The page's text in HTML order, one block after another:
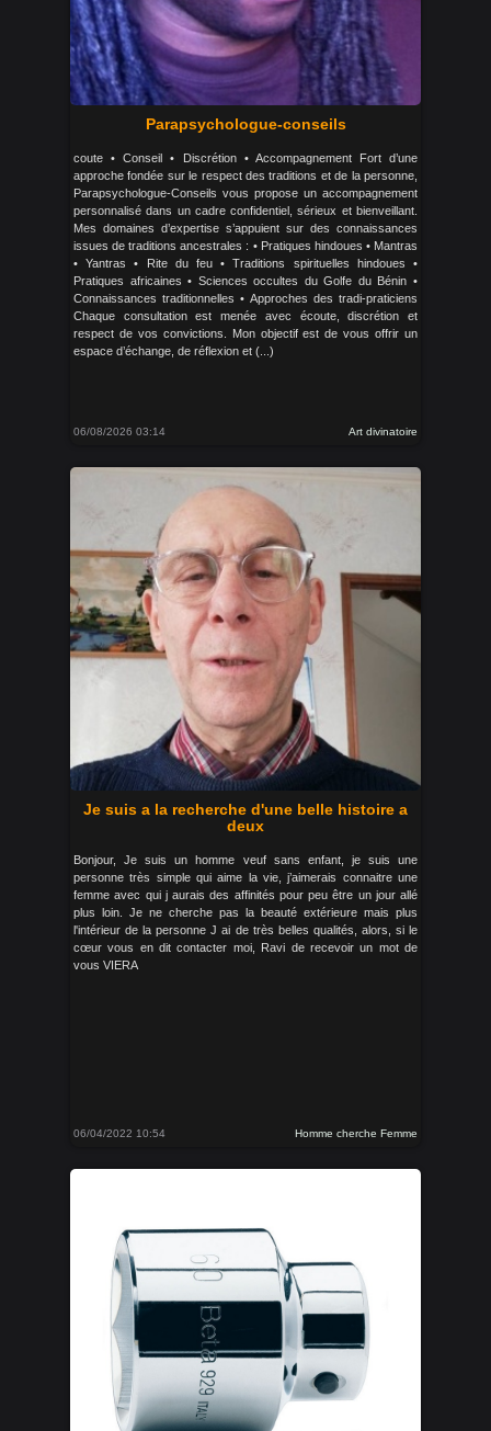
Parapsychologue-conseils
coute • Conseil • Discrétion • Accompagnement Fort d’une
approche fondée sur le respect des traditions et de la personne,
Parapsychologue-Conseils vous propose un accompagnement
personnalisé dans un cadre confidentiel, sérieux et bienveillant.
Mes domaines d’expertise s’appuient sur des connaissances
issues de traditions ancestrales : • Pratiques hindoues • Mantras
• Yantras • Rite du feu • Traditions spirituelles hindoues •
Pratiques africaines • Sciences occultes du Golfe du Bénin •
Connaissances traditionnelles • Approches des tradi-praticiens
Chaque consultation est menée avec écoute, discrétion et
respect de vos convictions. Mon objectif est de vous offrir un
espace d’échange, de réflexion et (...)
06/08/2026 03:14 Art divinatoire
Je suis a la recherche d'une belle histoire a
deux
Bonjour, Je suis un homme veuf sans enfant, je suis une
personne très simple qui aime la vie, j’aimerais connaitre une
femme avec qui j aurais des affinités pour peu être un jour allé
plus loin. Je ne cherche pas la beauté extérieure mais plus
l'intérieur de la personne J ai de très belles qualités, alors, si le
cœur vous en dit contacter moi, Ravi de recevoir un mot de
vous VIERA
06/04/2022 10:54 Homme cherche Femme